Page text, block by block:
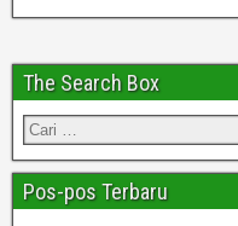
The Search Box
Pos-pos Terbaru